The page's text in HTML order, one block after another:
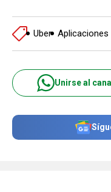
Uber Aplicaciones
Unirse al